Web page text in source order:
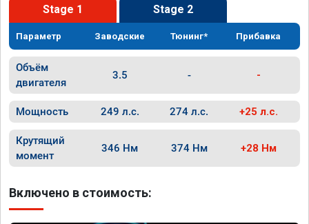
Stage 1 Stage 2
Параметр Заводские Тюнинг* Прибавка
Объём
двигателя
3.5 - -
Мощность 249 л.с. 274 л.с. +25 л.с.
Крутящий
момент
346 Нм 374 Нм +28 Нм
Включено в стоимость: